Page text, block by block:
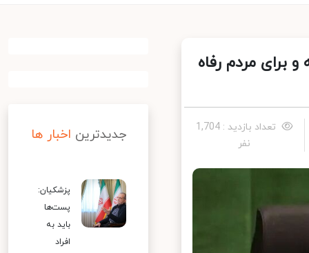
برای مردم رفاه
تعداد بازدید : 1,704
نفر
جدیدترین اخبار ها
پزشکیان:
پست‌ها
باید به
افراد